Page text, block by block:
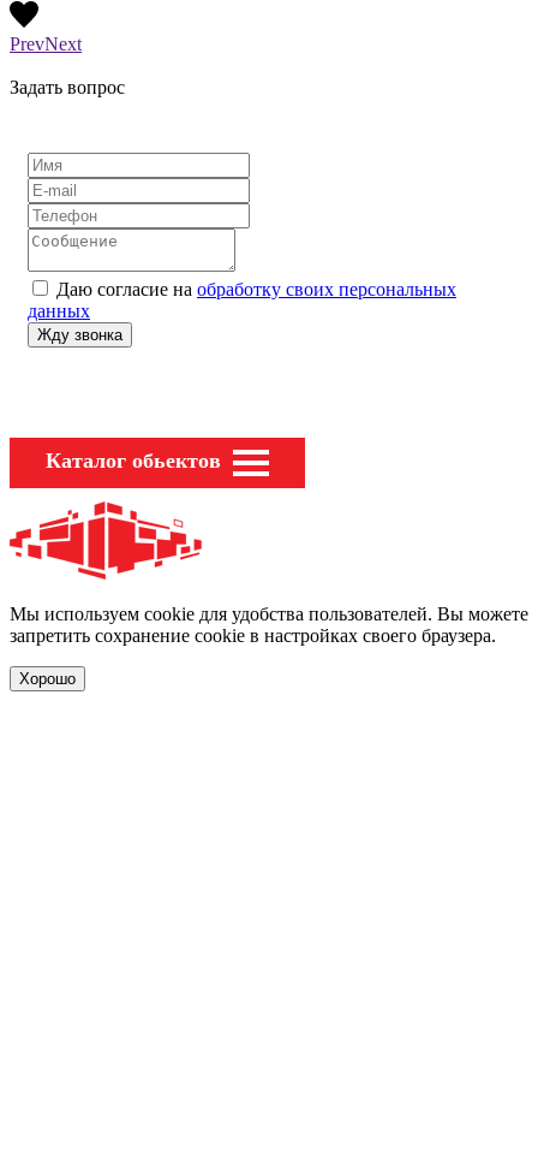
PrevNext
Задать вопрос
Даю согласие на обработку своих персональных
данных
Каталог обьектов
Мы используем cookie для удобства пользователей. Вы можете
запретить сохранение cookie в настройках своего браузера.
Хорошо